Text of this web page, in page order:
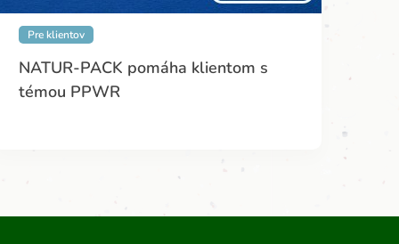
Pre klientov
NATUR-PACK pomáha klientom s
témou PPWR